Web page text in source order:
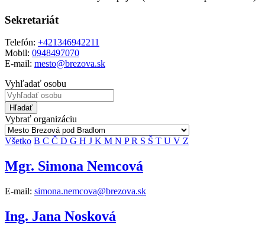
Sekretariát
Telefón: +421346942211
Mobil: 0948497070
E-mail: mesto@brezova.sk
Vyhľadať osobu
Hľadať
Vybrať organizáciu
Všetko B C Č D G H J K M N PR S Š T U V Z
Mgr. Simona Nemcová
E-mail: simona.nemcova@brezova.sk
Ing. Jana Nosková